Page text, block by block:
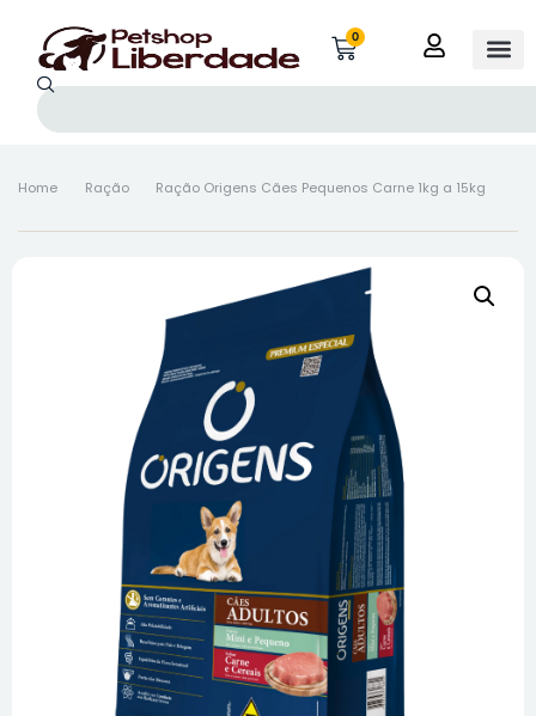
0
Home Ração Ração Origens Cães Pequenos Carne 1kg a 15kg